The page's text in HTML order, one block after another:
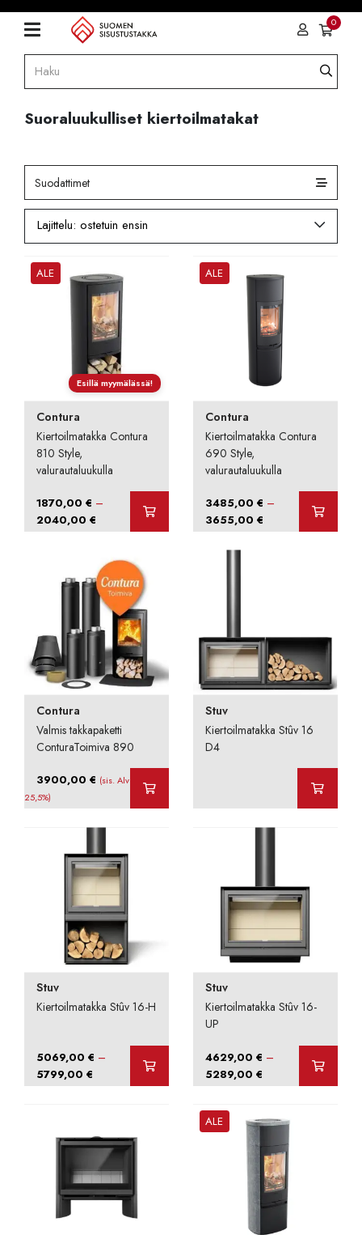
0
Suoraluukulliset kiertoilmatakat
Suodattimet
Esillä myymälässä!
ALE
Contura
Kiertoilmatakka Contura
810 Style,
valurautaluukulla
1870,00€ –
2040,00€ Hintaluokka:
1870,00 €
2040,00 €
ALE
Contura
Kiertoilmatakka Contura
690 Style,
valurautaluukulla
3485,00€ –
3655,00€ Hintaluokka:
3485,00 €
Contura
Valmis takkapaketti
ConturaToimiva 890
3900,00€ (sis. Alv
25,5%)
Stuv
Kiertoilmatakka Stûv 16
D4
Stuv
Kiertoilmatakka Stûv 16-H
5069,00€ –
5799,00€ Hintaluokka:
5069,00 €
Stuv
Kiertoilmatakka Stûv 16-
UP
4629,00€ –
5289,00€ Hintaluokka:
4629,00 €
5289,00 €
ALE